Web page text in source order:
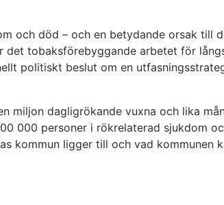
och död – och en betydande orsak till
tobaksförebyggande arbetet för
politiskt beslut om en
miljon dagligrökande vuxna och lika
000 personer i rökrelaterad sjukdom
kommun ligger till och vad kommunen